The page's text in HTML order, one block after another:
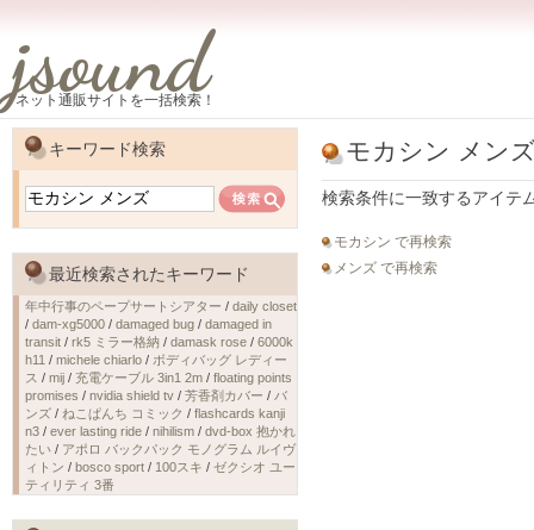
jsound
ネット通販サイトを一括検索！
モカシン メン
検索条件に一致するアイテ
モカシン で再検索
メンズ で再検索
キーワード検索
最近検索されたキーワード
年中行事のペープサートシアター / daily closet
/ dam-xg5000 / damaged bug / damaged in
transit / rk5 ミラー格納 / damask rose / 6000k
h11 / michele chiarlo / ボディバッグ レディー
ス / mij / 充電ケーブル 3in1 2m / floating points
promises / nvidia shield tv / 芳香剤カバー / バ
ンズ / ねこぱんち コミック / flashcards kanji
n3 / ever lasting ride / nihilism / dvd-box 抱かれ
たい / アポロ バックパック モノグラム ルイヴ
ィトン / bosco sport / 100スキ / ゼクシオ ユー
ティリティ 3番